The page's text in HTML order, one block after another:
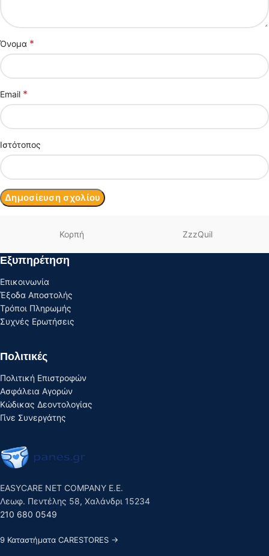
Όνομα *
Email *
Ιστότοπος
Κορπή ZzzQuil
Εξυπηρέτηση
Επικοινωνία
Έξοδα Αποστολής
Τρόποι Πληρωμής
Συχνές Ερωτήσεις
Πολιτικές
Πολιτική Επιστροφών
Ασφάλεια Αγορών
Κώδικας Δεοντολογίας
Γίνε Συνεργάτης
EASYCARE NET COMPANY E.E.
Λεωφ. Πεντέλης 58, Χαλάνδρι 15234
210 680 0549
9 Καταστήματα CARESTORES →